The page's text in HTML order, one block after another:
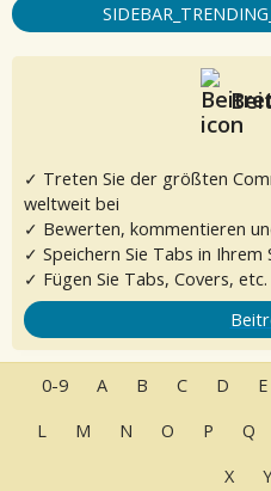
✓ Treten Sie der größten
weltweit bei
✓ Bewerten, kommentieren
✓ Speichern Sie Tabs in Ihrem
✓ Fügen Sie Tabs, Covers, etc.
0-9 A B C D E
L
M N O P Q
X
Y